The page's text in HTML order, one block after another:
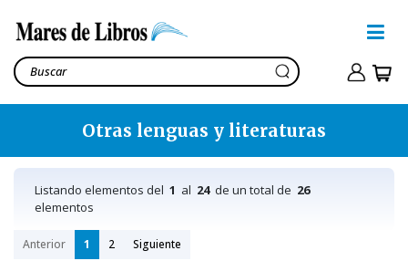
Otras lenguas y literaturas
Listando elementos del 1 al 24de un total de 26
elementos
Anterior 1 2 Siguiente